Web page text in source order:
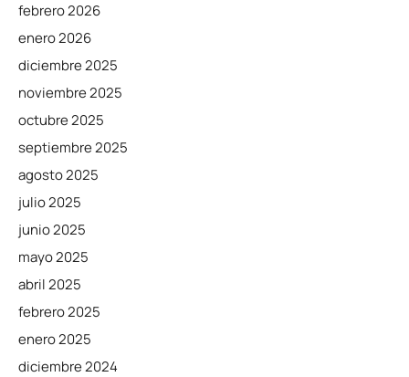
febrero 2026
enero 2026
diciembre 2025
noviembre 2025
octubre 2025
septiembre 2025
agosto 2025
julio 2025
junio 2025
mayo 2025
abril 2025
febrero 2025
enero 2025
diciembre 2024